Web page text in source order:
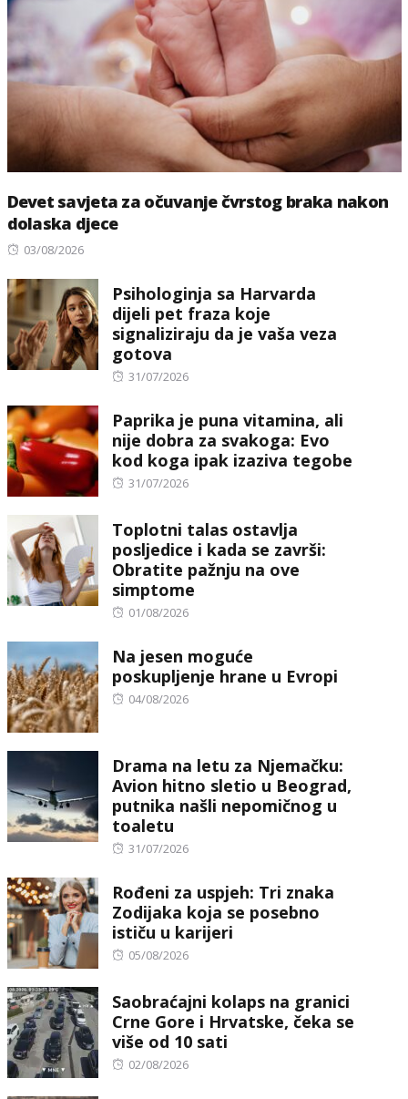
Devet savjeta za očuvanje čvrstog braka nakon
dolaska djece
Posted
03/08/2026
Psihologinja sa Harvarda
dijeli pet fraza koje
signaliziraju da je vaša veza
gotova
Posted
31/07/2026
Paprika je puna vitamina, ali
nije dobra za svakoga: Evo
kod koga ipak izaziva tegobe
Posted
31/07/2026
Toplotni talas ostavlja
posljedice i kada se završi:
Obratite pažnju na ove
simptome
Posted
01/08/2026
Na jesen moguće
poskupljenje hrane u Evropi
Posted
04/08/2026
Drama na letu za Njemačku:
Avion hitno sletio u Beograd,
putnika našli nepomičnog u
toaletu
Posted
31/07/2026
Rođeni za uspjeh: Tri znaka
Zodijaka koja se posebno
ističu u karijeri
Posted
05/08/2026
Saobraćajni kolaps na granici
Crne Gore i Hrvatske, čeka se
više od 10 sati
Posted
02/08/2026